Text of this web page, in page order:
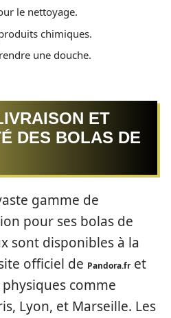
le nettoyage.
chimiques.
une douche.
ET
DES BOLAS DE
gamme de
pour ses bolas de
sont disponibles à la
officiel de Pandora.fret
comme
Lyon, et Marseille. Les